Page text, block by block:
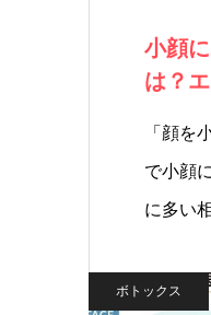
小顔
は？
「顔を
で小顔
に多い
ボトックス